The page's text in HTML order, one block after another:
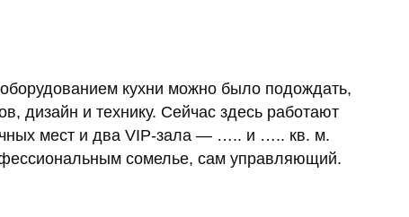
кухни можно было подождать,
дизайн и технику. Сейчас здесь работают
мест и два VIP-зала — ….. и ….. кв. м.
сомелье, сам управляющий.